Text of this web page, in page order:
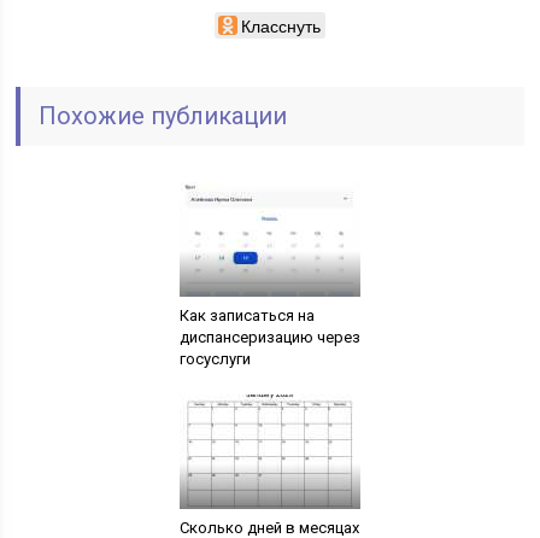
Класснуть
Похожие публикации
Как записаться на
диспансеризацию через
госуслуги
Сколько дней в месяцах